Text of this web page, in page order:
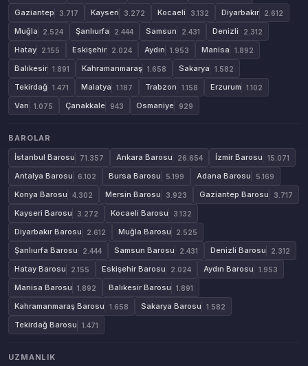
Gaziantep 3.717 Kayseri 3.272 Kocaeli 3.132 Diyarbakır 2.612
Muğla 2.524 Şanlıurfa 2.444 Samsun 2.431 Denizli 2.312
Hatay 2.155 Eskişehir 2.024 Aydın 1.953 Manisa 1.892
Balıkesir 1.891 Kahramanmaraş 1.658 Sakarya 1.582
Tekirdağ 1.471 Malatya 1.187 Trabzon 1.158 Erzurum 1.102
Van 1.075 Çanakkale 943 Osmaniye 929
BAROLAR
İstanbul Barosu
71.357 Ankara Barosu 26.654 İzmir Barosu 15.071
Antalya Barosu 6.102 Bursa Barosu 5.199 Adana Barosu 5.169
Konya Barosu 4.302 Mersin Barosu 3.923 Gaziantep Barosu 3.717
Kayseri Barosu 3.272 Kocaeli Barosu 3.132
Diyarbakır Barosu 2.612 Muğla Barosu 2.525
Şanlıurfa Barosu 2.444 Samsun Barosu 2.431 Denizli Barosu 2.312
Hatay Barosu 2.155 Eskişehir Barosu 2.024 Aydın Barosu 1.953
Manisa Barosu 1.892 Balıkesir Barosu 1.891
Kahramanmaraş Barosu 1.658 Sakarya Barosu 1.582
Tekirdağ Barosu 1.471
UZMANLIK